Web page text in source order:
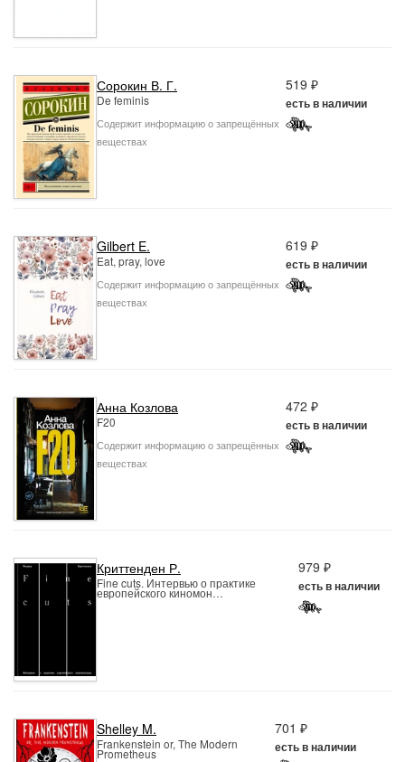
Сорокин В. Г.
De feminis
Содержит информацию о запрещённых
веществах
519 ₽
есть в наличии
Gilbert E.
Eat, pray, love
Содержит информацию о запрещённых
веществах
619 ₽
есть в наличии
Анна Козлова
F20
Содержит информацию о запрещённых
веществах
472 ₽
есть в наличии
Криттенден Р.
Fine cuts. Интервью о практике
европейского киномон…
979 ₽
есть в наличии
Shelley M.
Frankenstein or, The Modern
Prometheus
701 ₽
есть в наличии